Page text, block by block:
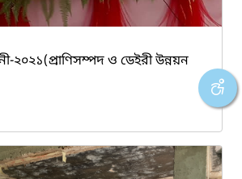
২০২১(প্রাণিসম্পদ ও ডেইরী উন্নয়ন